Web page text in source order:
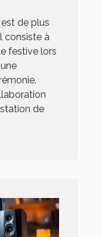
de plus
consiste à
festive lors
de